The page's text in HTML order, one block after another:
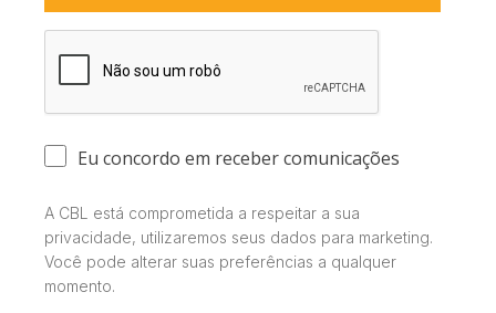
Eu concordo em receber comunicações
A CBL está comprometida a respeitar a sua
privacidade, utilizaremos seus dados para marketing.
Você pode alterar suas preferências a qualquer
momento.